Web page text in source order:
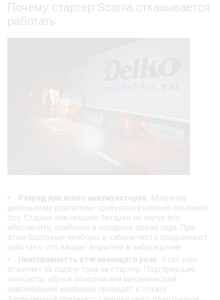
Почему стартер Scania отказывается
работать
Разряд или износ аккумуляторов. Мощному
дизельному двигателю требуется высокий пусковой
ток. Старые или севшие батареи не могут его
обеспечить, особенно в холодное время года. При
этом бортовые приборы в кабине часто продолжают
работать, что вводит водителя в заблуждение.
Неисправность втягивающего реле. Этот узел
отвечает за подачу тока на стартер. Подгоревшие
контакты, обрыв обмотки или механический
заклинивший механизм приводят к отказу.